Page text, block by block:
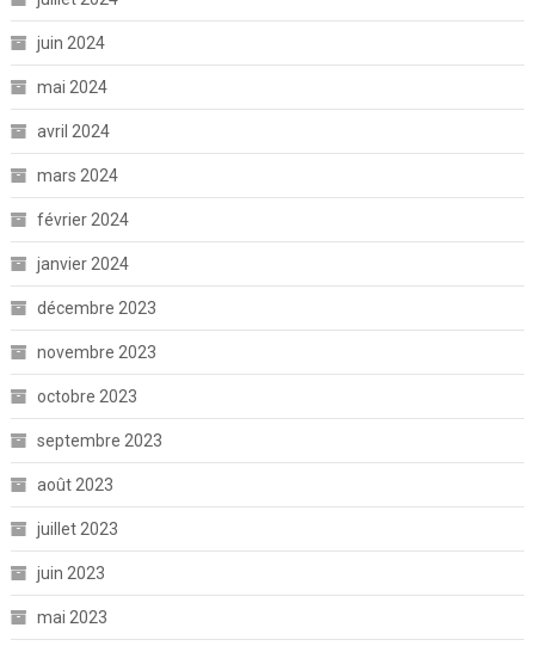
juin 2024
mai 2024
avril 2024
mars 2024
février 2024
janvier 2024
décembre 2023
novembre 2023
octobre 2023
septembre 2023
août 2023
juillet 2023
juin 2023
mai 2023